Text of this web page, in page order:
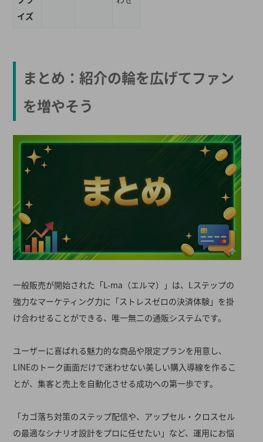
イズ
まとめ：紹介の輪を広げてファン
を増やそう
一般販売が開始された「L-ma（エルマ）」は、Lステップの
強力なマーケティング力に「ストレスゼロの決済体験」を掛
け合わせることができる、唯一無二の通販システムです。
ユーザーに喜ばれる魅力的な商品や限定プランを用意し、
LINEのトーク画面だけで迷わせない美しい購入導線を作るこ
とが、集客と売上を自動化させる成功への第一歩です。
「カゴ落ち対策のステップ配信や、アップセル・クロスセル
の最適なシナリオ設計をプロに任せたい」など、運用にお悩